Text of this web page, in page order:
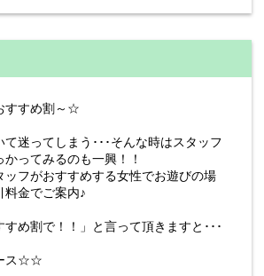
すすめ割～☆
て迷ってしまう･･･そんな時はスタッフ
ってみるのも一興！！
ッフがおすすめする女性でお遊びの場
料金でご案内♪
すめ割で！！」と言って頂きますと･･･
ス☆☆